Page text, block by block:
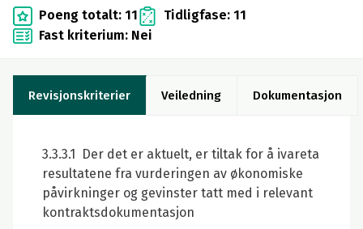
Poeng totalt: 11
Tidligfase: 11
Fast kriterium: Nei
Revisjonskriterier Veiledning Dokumentasjon
3.3.3.1 Der det er aktuelt, er tiltak for å ivareta
resultatene fra vurderingen av økonomiske
påvirkninger og gevinster tatt med i relevant
kontraktsdokumentasjon